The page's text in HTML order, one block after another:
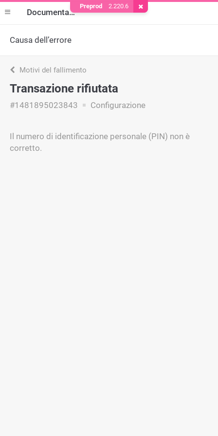
Documentazione
Causa dell’errore
Motivi del fallimento
Transazione rifiutata
#1481895023843 Configurazione
Il numero di identificazione personale (PIN) non è
corretto.
Preprod 2.220.6 Rimuovere il cookie